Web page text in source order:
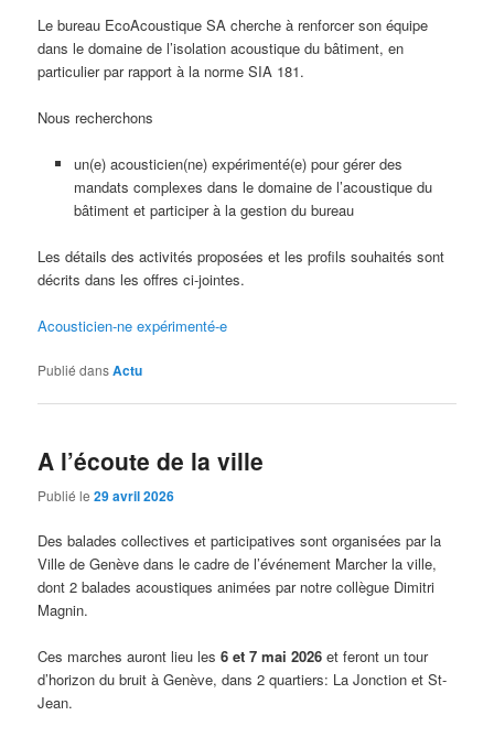
Le bureau EcoAcoustique SA cherche à renforcer son équipe
dans le domaine de l’isolation acoustique du bâtiment, en
particulier par rapport à la norme SIA 181.
Nous recherchons
un(e) acousticien(ne) expérimenté(e) pour gérer des
mandats complexes dans le domaine de l’acoustique du
bâtiment et participer à la gestion du bureau
Les détails des activités proposées et les profils souhaités sont
décrits dans les offres ci-jointes.
Acousticien-ne expérimenté-e
Publié dansActu
A l’écoute de la ville
Publié le29 avril 2026
Des balades collectives et participatives sont organisées par la
Ville de Genève dans le cadre de l’événement Marcher la ville,
dont 2 balades acoustiques animées par notre collègue Dimitri
Magnin.
Ces marches auront lieu les6 et 7 mai 2026 et feront un tour
d’horizon du bruit à Genève, dans 2 quartiers: La Jonction et St-
Jean.